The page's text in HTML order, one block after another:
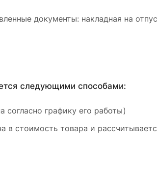
документы: накладная на
следующими способами:
согласно графику его работы)
в стоимость товара и